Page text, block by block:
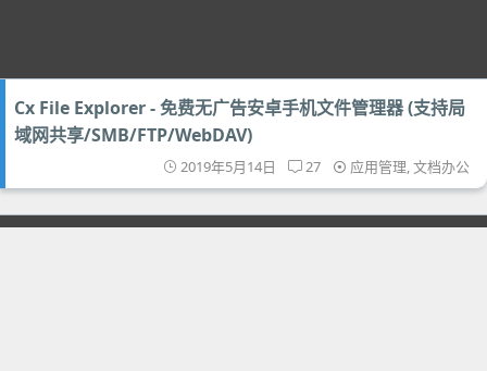
Cx File Explorer - 免费无广告安卓手机文件管理器 (支持局
域网共享/SMB/FTP/WebDAV)
2019年5月14日 27 应用管理,文档办公